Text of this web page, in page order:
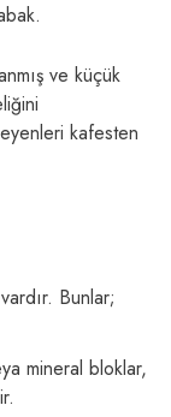
ve küçük
kafesten
Bunlar;
mineral bloklar,